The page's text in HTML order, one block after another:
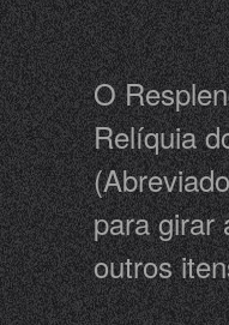
O
Relíquia
para girar
outros